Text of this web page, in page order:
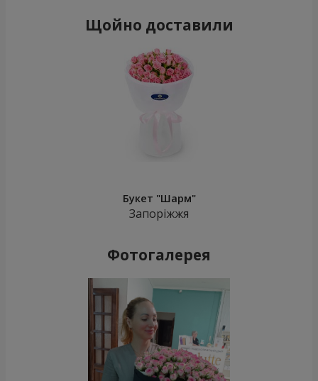
Щойно доставили
Букет "Шарм"
Запоріжжя
Фотогалерея